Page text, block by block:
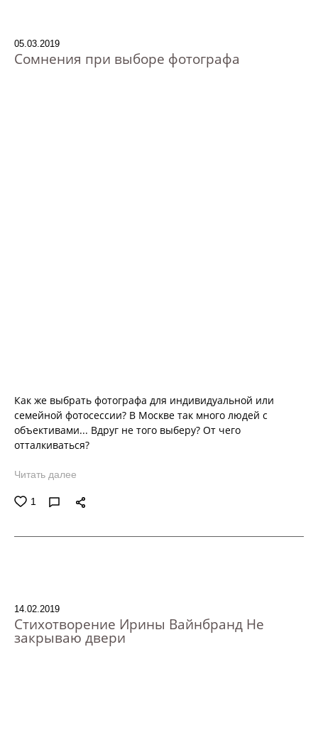
Сомнения при выборе фотографа
05.03.2019
Как же выбрать фотографа для индивидуальной или
семейной фотосессии? В Москве так много людей с
объективами... Вдруг не того выберу? От чего
отталкиваться?
Читать далее
1
Стихотворение Ирины Вайнбранд Не
закрываю двери
14.02.2019